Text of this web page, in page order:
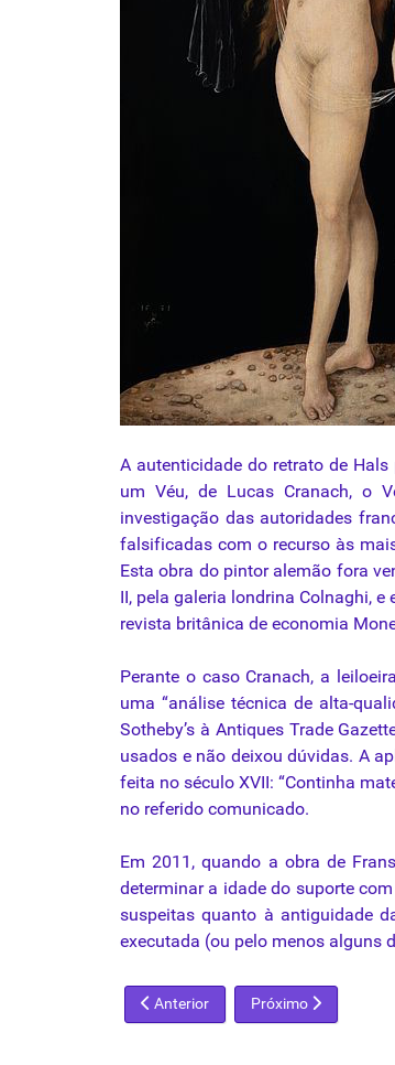
A autenticidade do retrato de
um Véu, de Lucas Cranach, o
investigação das autoridades
falsificadas com o recurso às
Esta obra do pintor alemão fora
II, pela galeria londrina Colnaghi,
revista britânica de economia
Perante o caso Cranach, a
uma “análise técnica de alta-
Sotheby’s à Antiques Trade
usados e não deixou dúvidas. A
feita no século XVII: “Continha
no referido comunicado.
Em 2011, quando a obra de
determinar a idade do suporte
suspeitas quanto à antiguidade
executada (ou pelo menos alguns
Artigo anterior: Quadro de Basquiat
Anterior Próximo artigo:
Próximo